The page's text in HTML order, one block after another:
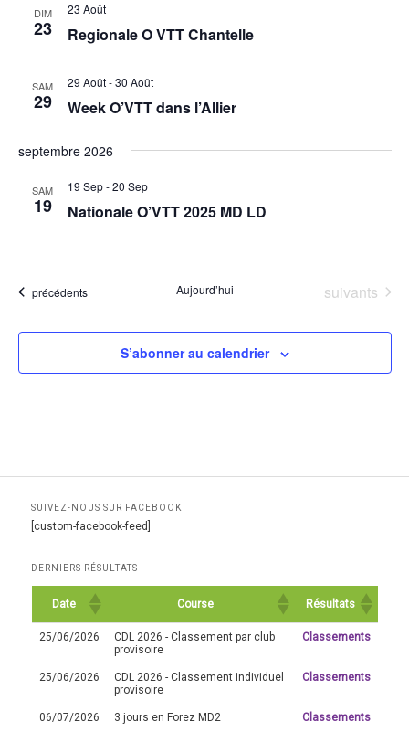
DIM
23 Regionale O VTT Chantelle
23 Août
SAM
29 Week O’VTT dans l’Allier
29 Août-30 Août
septembre 2026
SAM
19 Nationale O’VTT 2025 MD LD
19 Sep-20 Sep
Évènements
précédents Aujourd’hui Évènements
suivants
S’abonner au calendrier
SUIVEZ-NOUS SUR FACEBOOK
[custom-facebook-feed]
DERNIERS RÉSULTATS
Date Course Résultats
25/06/2026
CDL 2026 - Classement par club
provisoire
Classements
25/06/2026
CDL 2026 - Classement individuel
provisoire
Classements
06/07/2026 3 jours en Forez MD2 Classements